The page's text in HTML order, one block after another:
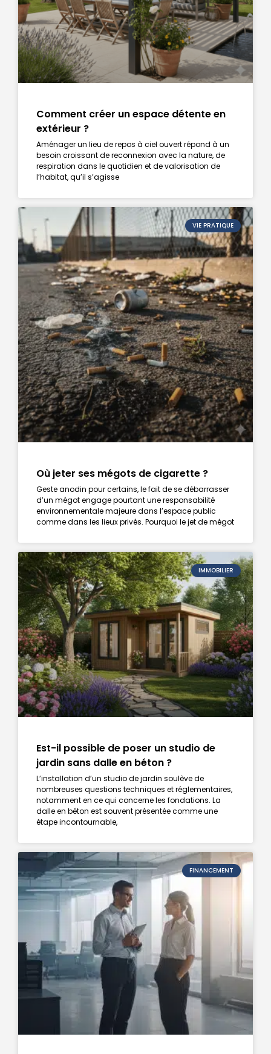
Comment créer un espace détente en
extérieur ?
Aménager un lieu de repos à ciel ouvert répond à un
besoin croissant de reconnexion avec la nature, de
respiration dans le quotidien et de valorisation de
l’habitat, qu’il s’agisse
VIE PRATIQUE
Où jeter ses mégots de cigarette ?
Geste anodin pour certains, le fait de se débarrasser
d’un mégot engage pourtant une responsabilité
environnementale majeure dans l’espace public
comme dans les lieux privés. Pourquoi le jet de mégot
IMMOBILIER
Est-il possible de poser un studio de
jardin sans dalle en béton ?
L’installation d’un studio de jardin soulève de
nombreuses questions techniques et réglementaires,
notamment en ce qui concerne les fondations. La
dalle en béton est souvent présentée comme une
étape incontournable,
FINANCEMENT